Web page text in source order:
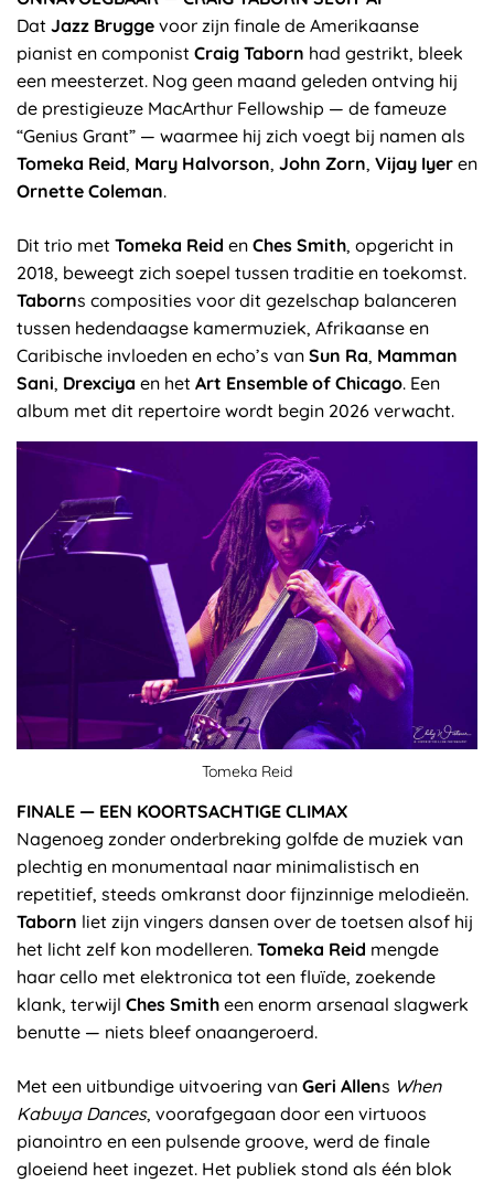
Dat Jazz Brugge voor zijn finale de Amerikaanse
pianist en componist Craig Taborn had gestrikt, bleek
een meesterzet. Nog geen maand geleden ontving hij
de prestigieuze MacArthur Fellowship — de fameuze
“Genius Grant” — waarmee hij zich voegt bij namen als
Tomeka Reid, Mary Halvorson, John Zorn, Vijay Iyer en
Ornette Coleman.
Dit trio met Tomeka Reid en Ches Smith, opgericht in
2018, beweegt zich soepel tussen traditie en toekomst.
Taborns composities voor dit gezelschap balanceren
tussen hedendaagse kamermuziek, Afrikaanse en
Caribische invloeden en echo’s van Sun Ra, Mamman
Sani, Drexciya en het Art Ensemble of Chicago. Een
album met dit repertoire wordt begin 2026 verwacht.
Tomeka Reid
FINALE — EEN KOORTSACHTIGE CLIMAX
Nagenoeg zonder onderbreking golfde de muziek van
plechtig en monumentaal naar minimalistisch en
repetitief, steeds omkranst door fijnzinnige melodieën.
Taborn liet zijn vingers dansen over de toetsen alsof hij
het licht zelf kon modelleren. Tomeka Reid mengde
haar cello met elektronica tot een fluïde, zoekende
klank, terwijl Ches Smith een enorm arsenaal slagwerk
benutte — niets bleef onaangeroerd.
Met een uitbundige uitvoering van Geri Allens When
Kabuya Dances, voorafgegaan door een virtuoos
pianointro en een pulsende groove, werd de finale
gloeiend heet ingezet. Het publiek stond als één blok